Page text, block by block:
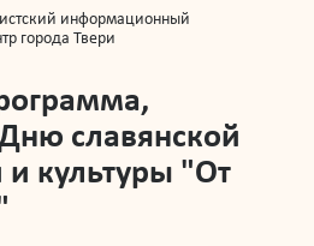
информационный
города Твери
славянской
и культуры "От